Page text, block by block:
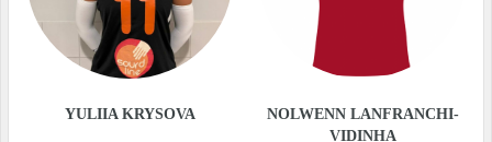
YULIIA KRYSOVA
NOLWENN LANFRANCHI-
VIDINHA